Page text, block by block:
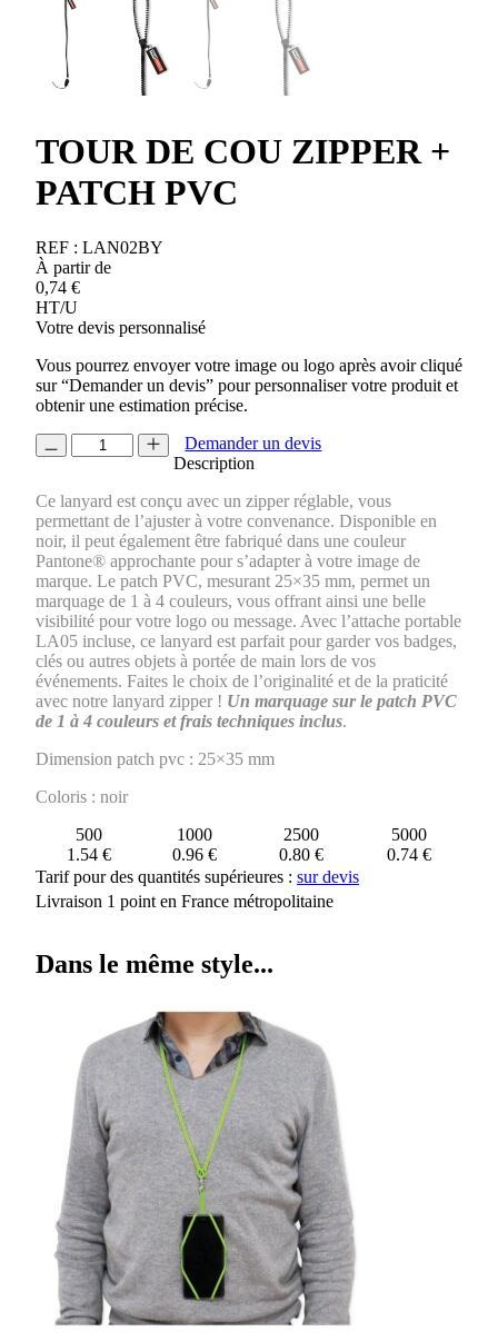
TOUR DE COU ZIPPER +
PATCH PVC
REF : LAN02BY
À partir de
0,74 €
HT/U
Votre devis personnalisé
Vous pourrez envoyer votre image ou logo après avoir cliqué
sur “Demander un devis” pour personnaliser votre produit et
obtenir une estimation précise.
quantité
de
DE
COU
ZIPPER
+
PATCH
PVC
Demander un devis
Description
Ce lanyard est conçu avec un zipper réglable, vous
permettant de l’ajuster à votre convenance. Disponible en
noir, il peut également être fabriqué dans une couleur
Pantone® approchante pour s’adapter à votre image de
marque. Le patch PVC, mesurant 25×35 mm, permet un
marquage de 1 à 4 couleurs, vous offrant ainsi une belle
visibilité pour votre logo ou message. Avec l’attache portable
LA05 incluse, ce lanyard est parfait pour garder vos badges,
clés ou autres objets à portée de main lors de vos
événements. Faites le choix de l’originalité et de la praticité
avec notre lanyard zipper ! Un marquage sur le patch PVC
de 1 à 4 couleurs et frais techniques inclus.
Dimension patch pvc : 25×35 mm
Coloris : noir
500
1000 2500
5000
1.54 €
0.96 € 0.80 €
0.74 €
Tarif pour des quantités supérieures : sur devis
Livraison 1 point en France métropolitaine
Dans le même style...